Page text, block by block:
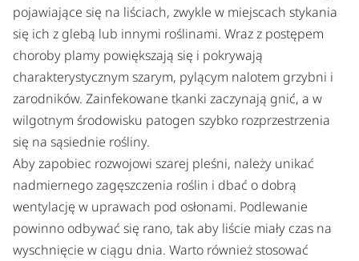
pojawiające się na liściach, zwykle w miejscach stykania
się ich z glebą lub innymi roślinami. Wraz z postępem
choroby plamy powiększają się i pokrywają
charakterystycznym szarym, pylącym nalotem grzybni i
zarodników. Zainfekowane tkanki zaczynają gnić, a w
wilgotnym środowisku patogen szybko rozprzestrzenia
się na sąsiednie rośliny.
Aby zapobiec rozwojowi szarej pleśni, należy unikać
nadmiernego zagęszczenia roślin i dbać o dobrą
wentylację w uprawach pod osłonami. Podlewanie
powinno odbywać się rano, tak aby liście miały czas na
wyschnięcie w ciągu dnia. Warto również stosować